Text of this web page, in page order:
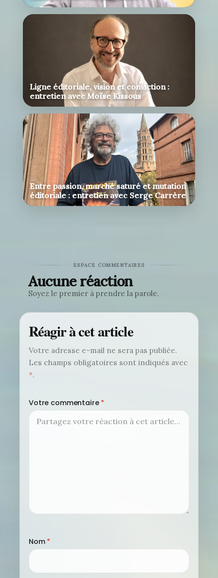
Ligne éditoriale, vision et conviction :
entretien avec Moïse Kissous
Entre passion, marché saturé et mutation
éditoriale : entretien avec Serge Carrère
ESPACE COMMENTAIRES
Aucune réaction
Soyez le premier à prendre la parole.
Réagir à cet article
Votre adresse e-mail ne sera pas publiée.
Les champs obligatoires sont indiqués avec
*.
Votre commentaire *
Nom *